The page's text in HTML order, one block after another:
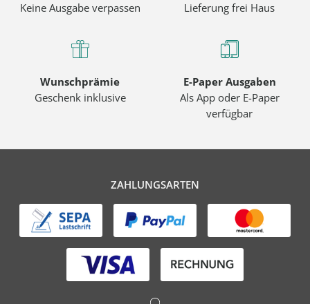
Keine Ausgabe verpassen
Lieferung frei Haus
Wunschprämie
Geschenk inklusive
E-Paper Ausgaben
Als App oder E-Paper
verfügbar
ZAHLUNGSARTEN